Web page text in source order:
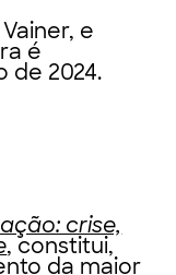
, e
é
de 2024.
crise,
, constitui,
da maior